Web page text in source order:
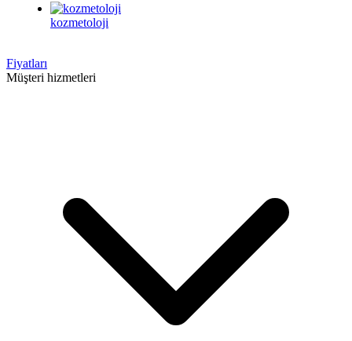
kozmetoloji
Fiyatları
Müşteri hizmetleri